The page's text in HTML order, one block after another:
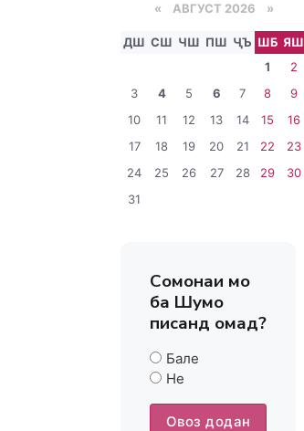
« АВГУСТ 2026 »
ДШ СШ ЧШ ПШ ҶЪ ШБ ЯШ
1
2
3
4 5 6 7 8
9
10
11 12 13 14 15
16
17
18 19 20 21 22
23
24
25 26 27 28 29
30
31
Сомонаи мо
ба Шумо
писанд омад?
Бале
Не
Овоз додан